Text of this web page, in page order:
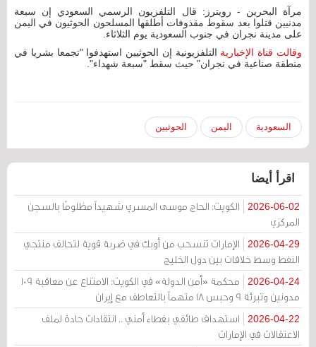
مرآة البحرين - رويترز: قال التلفزيون الرسمي السعودي إن سبعة
مدنيين قتلوا بعد سقوط مقذوفات أطلقها المسلحون الحوثيون في اليمن
على مدينة نجران في جنوب السعودية يوم الثلاثاء.
وقالت قناة الإخبارية التلفزيونية إن الحوثيين استهدفوا "تجمعا بشريا في
منطقة صناعية في نجران" حيث سقط "سبعة شهداء".
السعودية اليمن الحوثيين
اقرأ أيضا
2026-06-02
الكويت: الحاج موسى المسري شهيداً مظلومًا بالسجن
المركزي
2026-04-29
الإمارات تنسحب من أوبك في ضربة قوية لتحالف منتجي
النفط وسط خلافات بين دول الخليج
2026-04-24
محكمة «أمن الدولة» في الكويت: الامتناع عن معاقبة 109
مدونين وتبرئة 9 وحبس 18 متهماً بالتعاطف مع إيران
2026-04-22
استهداف طائفي بغطاء أمني .. انتقادات حادة لملف
الاعتقالات في الإمارات